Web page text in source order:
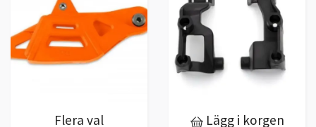
Flera val Lägg i korgen